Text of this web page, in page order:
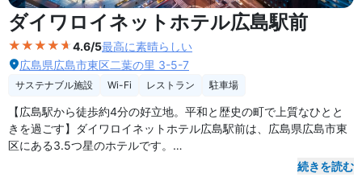
外観の写真を拡大表示
ダイワロイネットホテル広島駅前
4.6/5最高に素晴らしい
広島県広島市東区二葉の里 3-5-7
サステナブル施設 Wi-Fi レストラン 駐車場
【広島駅から徒歩約4分の好立地。平和と歴史の町で上質なひとと
きを過ごす】ダイワロイネットホテル広島駅前は、広島県広島市東
区にある3.5つ星のホテルです。
続きを読む